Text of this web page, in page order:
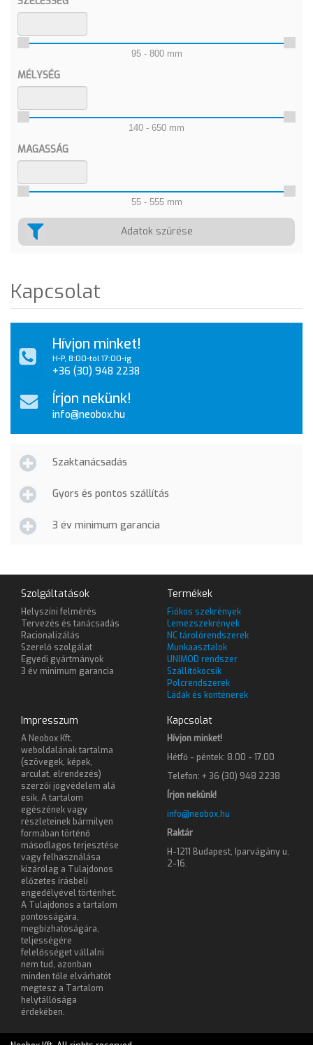
95 - 800 mm
MÉLYSÉG
140 - 650 mm
MAGASSÁG
55 - 555 mm
Adatok szűrése
Kapcsolat
Hívjon minket!
H-P, 8:00-tól 17:00-ig
+36 (30) 948 2238
Írjon nekünk!
info@neobox.hu
Szaktanácsadás
Gyors és pontos szállítás
3 év minimum garancia
Szolgáltatások
Helyszíni felmérés
Tervezés és tanácsadás
Racionalizálás
Szerelő szolgálat
Egyedi gyártmányok
3 év minimum garancia
Termékek
Fiókos szekrények
Lemezszekrények
NC tárolórendszerek
Munkaasztalok
UNIMOD rendszer
Szállítókocsik
Polcrendszerek
Ládák és konténerek
Impresszum
A Neobox Kft.
weboldalának tartalma
(szövegek, képek,
arculat, elrendezés)
szerzői jogvédelem alá
esik. A tartalom
egészének vagy
részleteinek bármilyen
formában történő
másodlagos terjesztése
vagy felhasználása
kizárólag a Tulajdonos
előzetes írásbeli
engedélyével történhet.
A Tulajdonos a tartalom
pontosságára,
megbízhatóságára,
teljességére
felelősséget vállalni
nem tud, azonban
minden tőle elvárhatót
megtesz a Tartalom
helytállósága
érdekében.
Kapcsolat
Hívjon minket!
Hétfő - péntek: 8.00 - 17.00
Telefon: + 36 (30) 948 2238
Írjon nekünk!
info@neobox.hu
Raktár
H-1211 Budapest, Iparvágány u.
2-16.